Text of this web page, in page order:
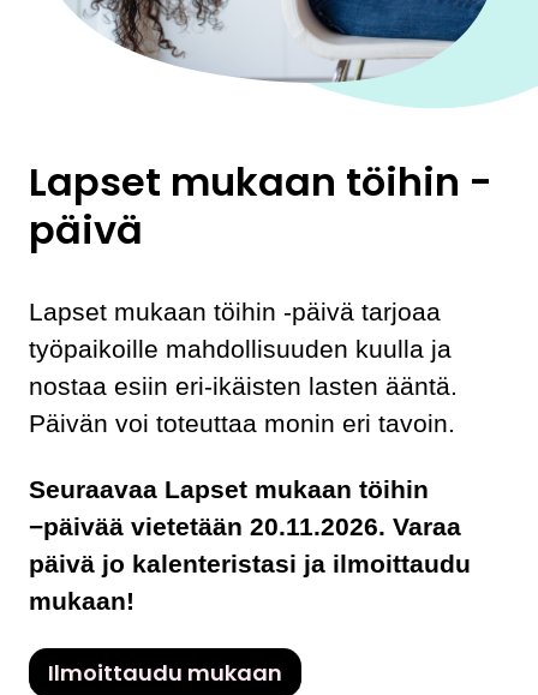
Lapset mukaan töihin -
päivä
Lapset mukaan töihin -päivä tarjoaa
työpaikoille mahdollisuuden kuulla ja
nostaa esiin eri-ikäisten lasten ääntä.
Päivän voi toteuttaa monin eri tavoin.
Seuraavaa Lapset mukaan töihin
−päivää vietetään 20.11.2026. Varaa
päivä jo kalenteristasi ja ilmoittaudu
mukaan!
Ilmoittaudu mukaan